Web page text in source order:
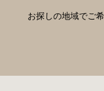
お探しの地域でご